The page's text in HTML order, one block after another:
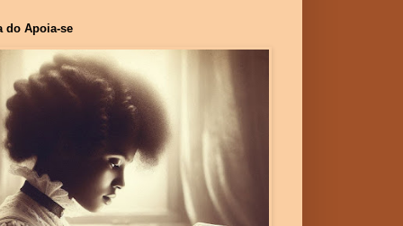
do Apoia-se